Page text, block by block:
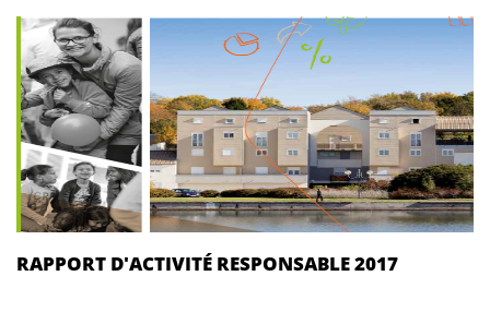
Construire la ville dans sa diversité
RAPPORT D'ACTIVITÉ RESPONSABLE 2017